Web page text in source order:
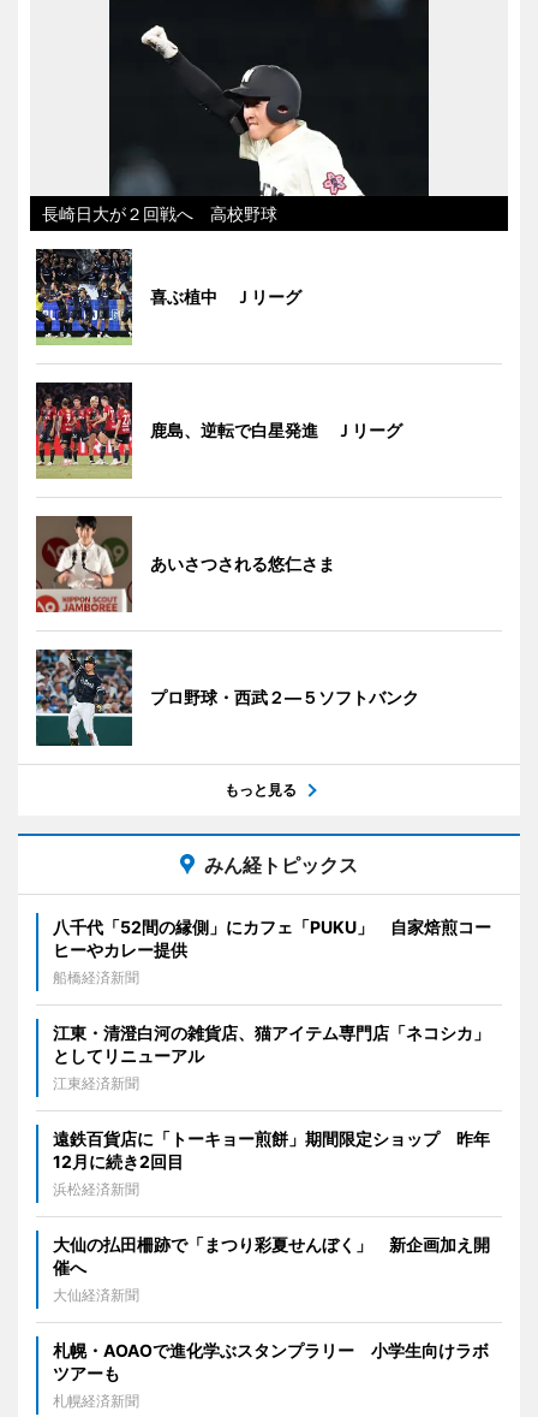
長崎日大が２回戦へ 高校野球
喜ぶ植中 Ｊリーグ
鹿島、逆転で白星発進 Ｊリーグ
あいさつされる悠仁さま
プロ野球・西武２―５ソフトバンク
もっと見る
みん経トピックス
八千代「52間の縁側」にカフェ「PUKU」 自家焙煎コー
ヒーやカレー提供
船橋経済新聞
江東・清澄白河の雑貨店、猫アイテム専門店「ネコシカ」
としてリニューアル
江東経済新聞
遠鉄百貨店に「トーキョー煎餅」期間限定ショップ 昨年
12月に続き2回目
浜松経済新聞
大仙の払田柵跡で「まつり彩夏せんぼく」 新企画加え開
催へ
大仙経済新聞
札幌・AOAOで進化学ぶスタンプラリー 小学生向けラボ
ツアーも
札幌経済新聞